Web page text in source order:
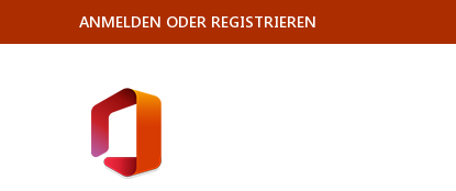
ANMELDEN ODER REGISTRIEREN